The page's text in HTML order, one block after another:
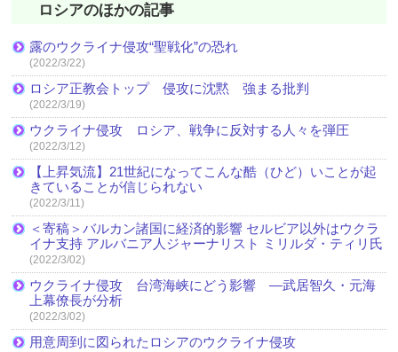
ロシアのほかの記事
露のウクライナ侵攻“聖戦化”の恐れ
(2022/3/22)
ロシア正教会トップ 侵攻に沈黙 強まる批判
(2022/3/19)
ウクライナ侵攻 ロシア、戦争に反対する人々を弾圧
(2022/3/12)
【上昇気流】21世紀になってこんな酷（ひど）いことが起
きていることが信じられない
(2022/3/11)
＜寄稿＞バルカン諸国に経済的影響 セルビア以外はウクラ
イナ支持 アルバニア人ジャーナリスト ミリルダ・ティリ氏
(2022/3/02)
ウクライナ侵攻 台湾海峡にどう影響 ―武居智久・元海
上幕僚長が分析
(2022/3/02)
用意周到に図られたロシアのウクライナ侵攻